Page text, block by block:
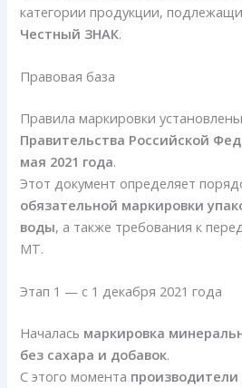
категории продукции,
Честный ЗНАК.
Правовая база
Правила маркировки установлены
Правительства Российской
мая 2021 года.
Этот документ определяет
обязательной маркировки
воды, а также требования к
МТ.
Этап 1 — с 1 декабря 2021 года
Началась маркировка
без сахара и добавок.
С этого момента